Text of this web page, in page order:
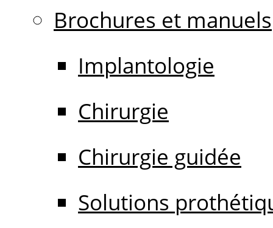
Brochures et manuels
Implantologie
Chirurgie
Chirurgie guidée
Solutions